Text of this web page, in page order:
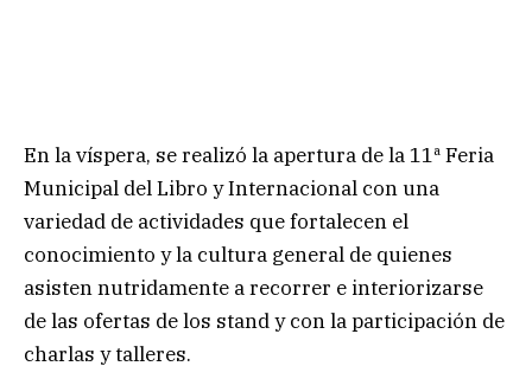
En la víspera, se realizó la apertura de la 11ª Feria
Municipal del Libro y Internacional con una
variedad de actividades que fortalecen el
conocimiento y la cultura general de quienes
asisten nutridamente a recorrer e interiorizarse
de las ofertas de los stand y con la participación de
charlas y talleres.